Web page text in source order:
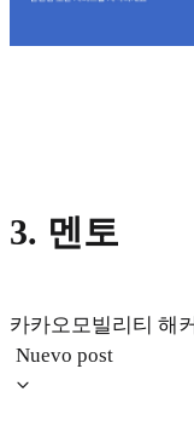
3. 멘토
카카오모빌리티 해
Nuevo post